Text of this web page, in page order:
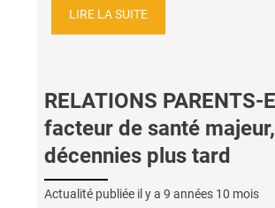
LIRE LA SUITE
RELATIONS PARENTS-
facteur de santé
décennies plus tard
Actualité publiée il y a 9 années 10 mois